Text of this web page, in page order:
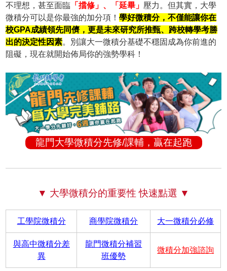
不理想，甚至面臨 「擋修」、「延畢」 壓力。但其實，大學
微積分可以是你最強的加分項！學好微積分，不僅能讓你在
校GPA成績領先同儕，更是未來研究所推甄、跨校轉學考勝
出的決定性因素。別讓大一微積分基礎不穩固成為你前進的
阻礙，現在就開始佈局你的強勢學科！
龍門大學微積分先修/課輔，贏在起跑
▼ 大學微積分的重要性 快速點選 ▼
工學院微積分 商學院微積分 大一微積分必修
與高中微積分差
異
龍門微積分補習
班優勢
微積分加強諮詢